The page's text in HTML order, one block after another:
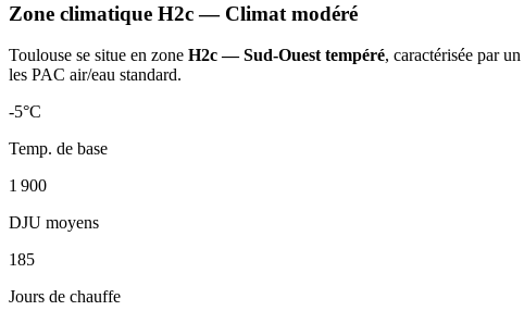
Zone climatique H2c— Climat modéré
Toulouse se situe en zone H2c — Sud-Ouest tempéré, caractérisée par un
les PAC air/eau standard.
-5°C
Temp. de base
1 900
DJU moyens
185
Jours de chauffe